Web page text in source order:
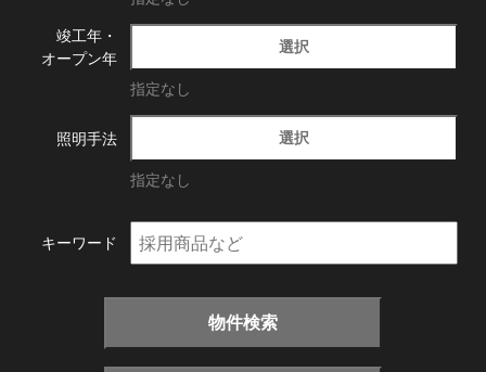
竣工年・
オープン年
選択
指定なし
照明手法 選択
指定なし
キーワード
物件検索